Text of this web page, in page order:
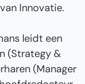
Innovatie.
leidt een
(Strategy &
(Manager